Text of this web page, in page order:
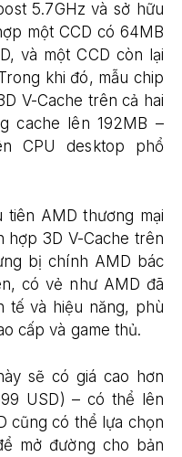
5.7GHz và sở hữu
một CCD có 64MB
và một CCD còn lại
khi đó, mẫu chip
V-Cache trên cả hai
cache lên 192MB –
CPU desktop phổ
AMD thương mại
hợp 3D V-Cache trên
bị chính AMD bác
có vẻ như AMD đã
tế và hiệu năng, phù
cấp và game thủ.
sẽ có giá cao hơn
USD) – có thể lên
cũng có thể lựa chọn
mở đường cho bản